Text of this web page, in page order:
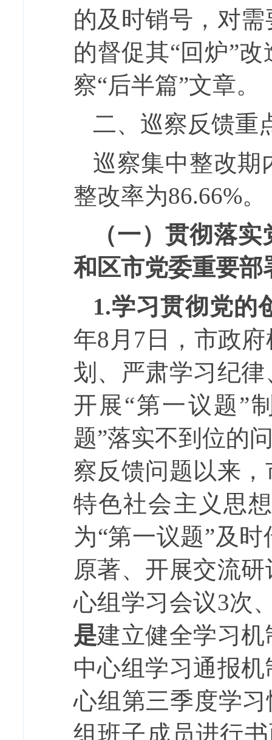
的及时销号，对
的督促其“回炉”
察“后半篇”文章。
二、巡察反馈重
巡察集中整改期
整改率为86.66%。
（一）贯彻落
和区市党委重要部
1.学习贯彻党的
年8 月 7 日，市政
划、严肃学习纪
开展“第一议题”
题”落实不到位的
察反馈问题以来
特色社会主义思
为“第一议题”及
原著、开展交流
心组学习会议3次
是建立健全学习机
中心组学习通报
心组第三季度学
组班子成员进行